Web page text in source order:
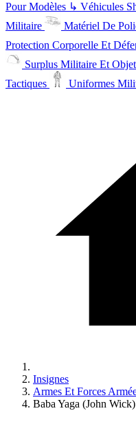
Pour Modèles ↳ Véhicules
Militaire
Matériel De
Protection Corporelle Et
Surplus Militaire Et
Tactiques
Uniformes
Insignes
Armes Et Forces
Baba Yaga (John